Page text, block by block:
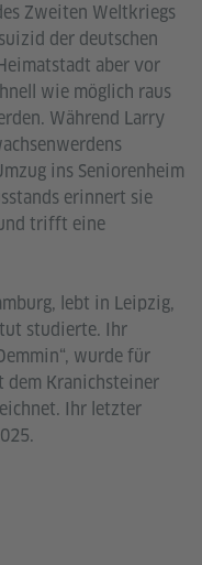
Zweiten Weltkriegs
der deutschen
aber vor
wie möglich raus
Während Larry
ins Seniorenheim
erinnert sie
trifft eine
lebt in Leipzig,
studierte. Ihr
wurde für
dem Kranichsteiner
Ihr letzter